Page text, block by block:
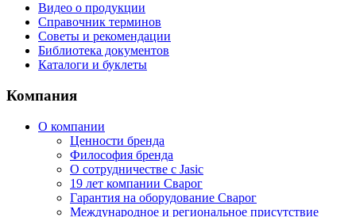
Видео о продукции
Справочник терминов
Советы и рекомендации
Библиотека документов
Каталоги и буклеты
Компания
О компании
Ценности бренда
Философия бренда
О сотрудничестве с Jasic
19 лет компании Сварог
Гарантия на оборудование Сварог
Международное и региональное присутствие